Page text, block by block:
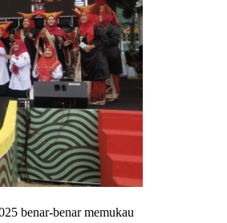
benar-benar memukau